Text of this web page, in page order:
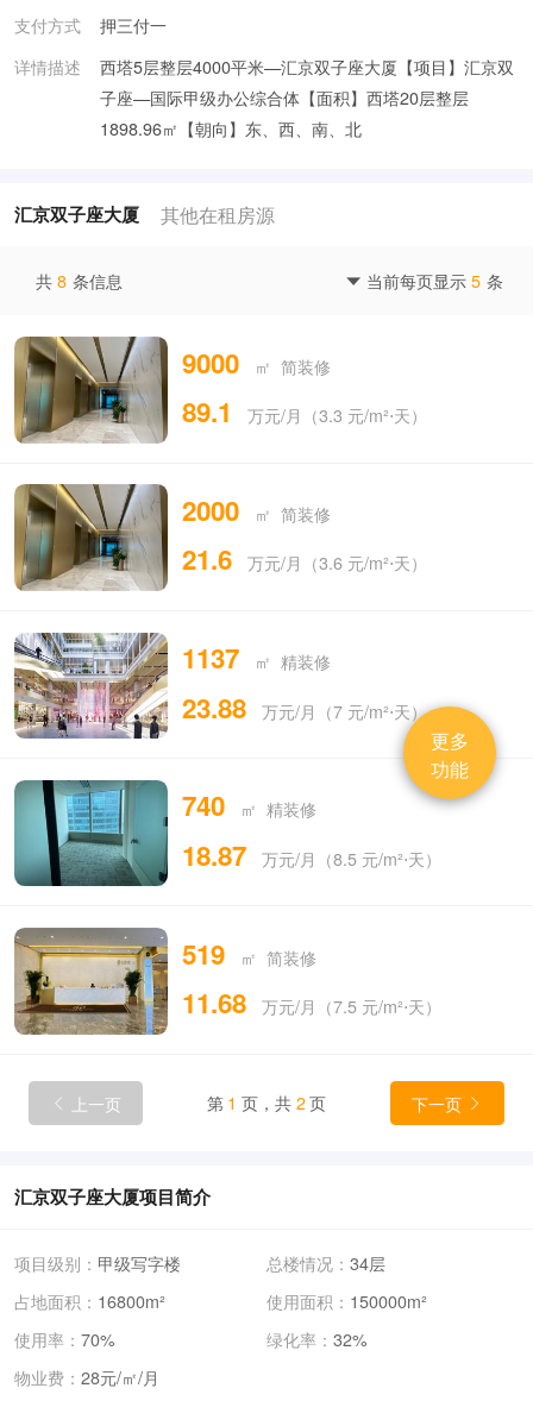
支付方式
押三付一
详情描述
西塔5层整层4000平米—汇京双子座大厦【项目】汇京双
子座—国际甲级办公综合体【面积】西塔20层整层
1898.96㎡【朝向】东、西、南、北
汇京双子座大厦 其他在租房源
共 8 条信息  当前每页显示 5 条
9000 ㎡ 简装修
89.1 万元/月（3.3 元/m²⋅天）
2000 ㎡ 简装修
21.6 万元/月（3.6 元/m²⋅天）
1137 ㎡ 精装修
23.88 万元/月（7 元/m²⋅天）
740 ㎡ 精装修
18.87 万元/月（8.5 元/m²⋅天）
519 ㎡ 简装修
11.68 万元/月（7.5 元/m²⋅天）
 上一页 第 1 页，共 2页 下一页 
汇京双子座大厦项目简介
项目级别： 甲级写字楼 总楼情况： 34层
占地面积： 16800m² 使用面积： 150000m²
使用率： 70% 绿化率： 32%
物业费： 28元/㎡/月
更多
功能